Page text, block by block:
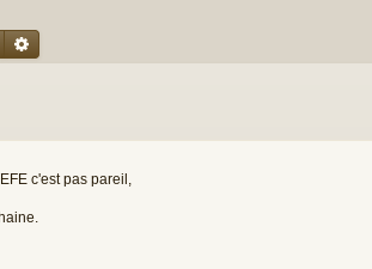
Rechercher
c'est pas pareil,